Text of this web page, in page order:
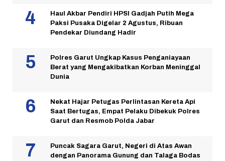
Haul Akbar Pendiri HPSI Gadjah Putih Mega
Paksi Pusaka Digelar 2 Agustus, Ribuan
Pendekar Diundang Hadir
Polres Garut Ungkap Kasus Penganiayaan
Berat yang Mengakibatkan Korban Meninggal
Dunia
Nekat Hajar Petugas Perlintasan Kereta Api
Saat Bertugas, Empat Pelaku Dibekuk Polres
Garut dan Resmob Polda Jabar
Puncak Sagara Garut, Negeri di Atas Awan
dengan Panorama Gunung dan Talaga Bodas